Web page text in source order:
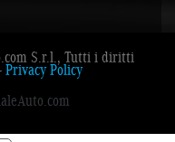
S.r.l., Tutti i diritti
Privacy Policy